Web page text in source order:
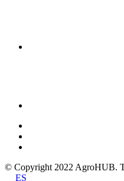
© Copyright 2022 AgroHUB.
ES